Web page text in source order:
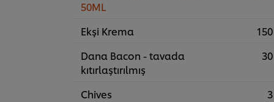
50ML
Ekşi Krema
Dana Bacon - tavada
kıtırlaştırılmış
Chives